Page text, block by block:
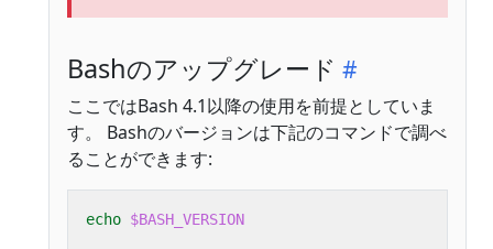
Bashのアップグレード
ここではBash 4.1以降の使用を前提としていま
す。 Bashのバージョンは下記のコマンドで調べ
ることができます:
echo $BASH_VERSION